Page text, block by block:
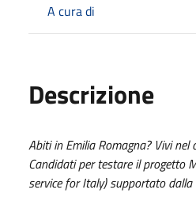
A cura di
Descrizione
Abiti in Emilia Romagna? Vivi nel
Candidati per testare il progetto
service for Italy) supportato dalla